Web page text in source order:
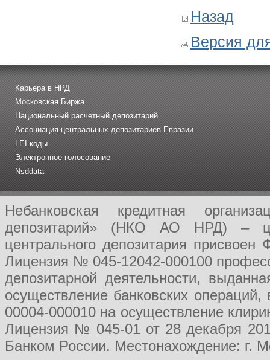
Назад
Версия
Карьера в НРД
Московская Биржа
Национальный расчетный депозитарий
Ассоциация центральных депозитариев Евразии
LEI-коды
Электронное голосование
Nsddata
Небанковская кредитная
депозитарий» (НКО АО НРД) –
центрального депозитария
Лицензия № 045-12042-000100
депозитарной деятельности,
осуществление банковских
00004-000010 на осуществление
Лицензия № 045-01 от 28 декабря
Банком России. Местонахождение: г.